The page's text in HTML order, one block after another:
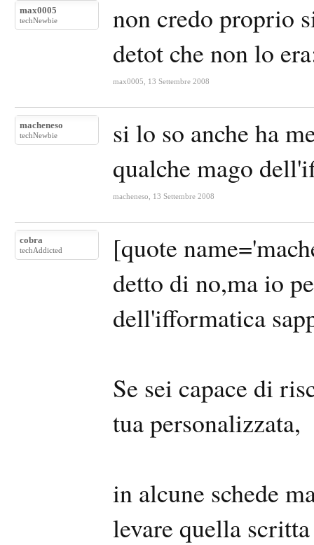
max0005
techNewbie
non credo proprio
detot che non lo
max0005 13 Settembre 2008
macheneso
techNewbie
si lo so anche ha
qualche mago
macheneso 13 Settembre 2008
cobra
techAddicted
[quote
detto di no,ma io
dell'ifformatica
Se sei capace di
tua personalizzata,
in alcune schede
levare quella